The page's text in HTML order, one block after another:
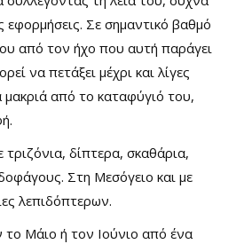
Σε σημαντικό βαθμό
από τον ήχο που αυτή παράγει
να πετάξει μέχρι και λίγες
μακριά από το καταφύγιό του,
τριζόνια, δίπτερα, σκαθάρια,
Στη Μεσόγειο και με
λεπιδόπτερων.
Μάιο ή τον Ιούνιο από ένα